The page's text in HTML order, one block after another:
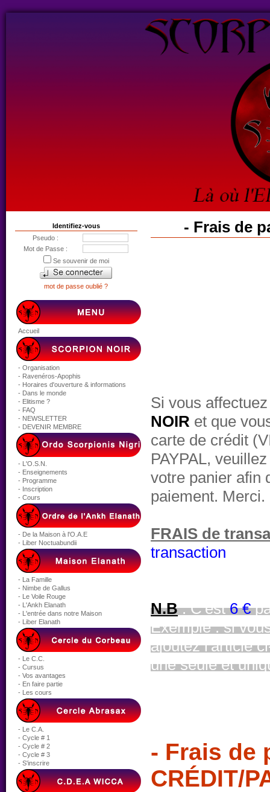
Identifiez-vous
Pseudo :
Mot de Passe :
Se souvenir de moi
mot de passe oublié ?
Accueil
- Organisation
- Ravenéros-Apophis
- Horaires d'ouverture & informations
- Dans le monde
- Elitisme ?
- FAQ
- NEWSLETTER
- DEVENIR MEMBRE
- L'O.S.N.
- Enseignements
- Programme
- Inscription
- Cours
- De la Maison à l'O.A.E
- Liber Noctuabundii
- La Famille
- Nimbe de Gallus
- Le Voile Rouge
- L'Ankh Elanath
- L'entrée dans notre Maison
- Liber Elanath
- Le C.C.
- Cursus
- Vos avantages
- En faire partie
- Les cours
- Le C.A.
- Cycle # 1
- Cycle # 2
- Cycle # 3
- S'inscrire
- Frais de
Si vous
NOIR et que
carte de crédit
PAYPAL,
votre panier afin
paiement. Merci.
FRAIS de
transaction
N.B: C'est6 €
Exemple : si
ajoutez l'article
une seule et
- Frais de
CRÉDIT/